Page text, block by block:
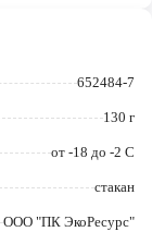
652484-7
130 г
от -18 до -2 С
стакан
ООО "ПК ЭкоРесурс"